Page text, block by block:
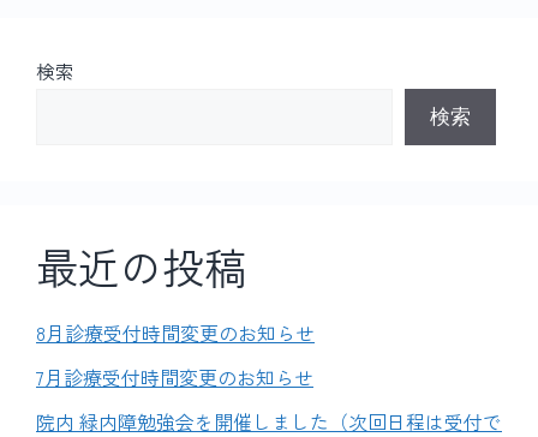
検索
検索
最近の投稿
8月診療受付時間変更のお知らせ
7月診療受付時間変更のお知らせ
院内 緑内障勉強会を開催しました（次回日程は受付で